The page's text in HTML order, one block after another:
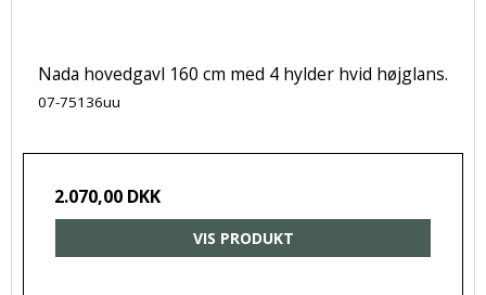
Nada hovedgavl 160 cm med 4 hylder hvid højglans.
07-75136uu
2.070,00 DKK
VIS PRODUKT